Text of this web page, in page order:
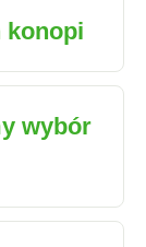
konopi
wybór